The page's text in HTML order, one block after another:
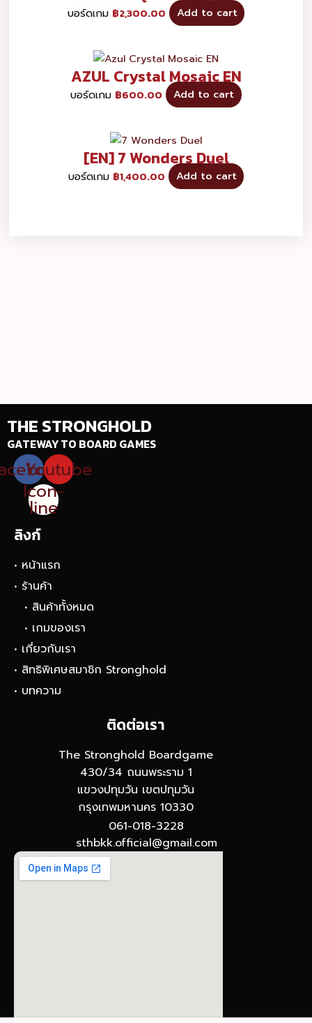
บอร์ดเกม ฿2,300.00 Add to cart
AZUL Crystal Mosaic EN
บอร์ดเกม ฿600.00 Add to cart
[EN] 7 Wonders Duel
บอร์ดเกม ฿1,400.00 Add to cart
THE STRONGHOLD
GATEWAY TO BOARD GAMES
Youtube
Icon-
line
ลิงก์
• หน้าแรก
• ร้านค้า
• สินค้าทั้งหมด
• เกมของเรา
• เกี่ยวกับเรา
• สิทธิพิเศษสมาชิก Stronghold
• บทความ
ติดต่อเรา
The Stronghold Boardgame
430/34 ถนนพระราม 1
แขวงปทุมวัน เขตปทุมวัน
กรุงเทพมหานคร 10330
061-018-3228
sthbkk.official@gmail.com